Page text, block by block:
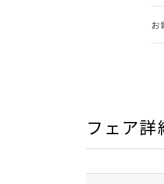
お
フェア詳